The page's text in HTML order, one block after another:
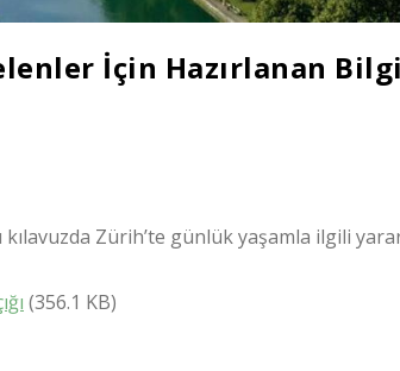
İçin Hazırlanan
Zürih’te günlük yaşamla ilgili
(356.1 KB)